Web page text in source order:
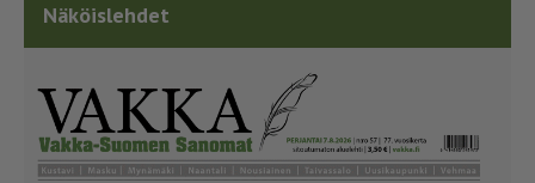
Näköislehdet